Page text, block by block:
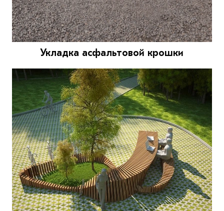
Укладка асфальтовой крошки